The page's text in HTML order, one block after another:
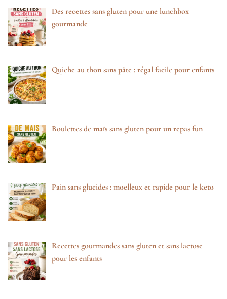
Des recettes sans gluten pour une lunchbox
gourmande
Quiche au thon sans pâte : régal facile pour enfants
Boulettes de maïs sans gluten pour un repas fun
Pain sans glucides : moelleux et rapide pour le keto
Recettes gourmandes sans gluten et sans lactose
pour les enfants